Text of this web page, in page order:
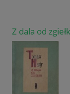
Z dala od